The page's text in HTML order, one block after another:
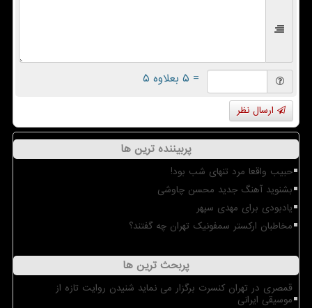
= ۵ بعلاوه ۵
ارسال نظر
پربیننده ترین ها
حبیب واقعا مرد تنهای شب بود!
بشنوید آهنگ جدید محسن چاوشی
یادبودی برای مهدی سپهر
مخاطبان ارکستر سمفونیک تهران چه گفتند؟
پربحث ترین ها
قمصری در تهران کنسرت برگزار می نماید شنیدن روایت تازه از
موسیقی ایرانی